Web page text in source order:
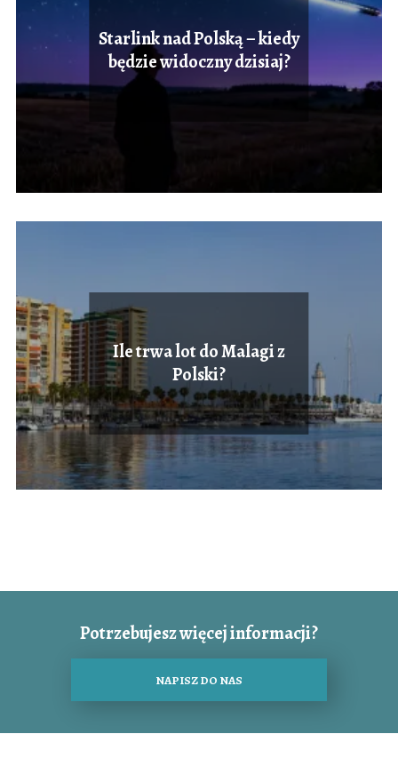
Starlink nad Polską – kiedy
będzie widoczny dzisiaj?
Ile trwa lot do Malagi z
Polski?
Potrzebujesz więcej informacji?
NAPISZ DO NAS